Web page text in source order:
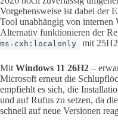
Vorgehensweise ist dabei der
Tool unabhängig von internen
Alternativ funktionieren der
ms-cxh:localonly
mit
Mit Windows 11 26H2 –
Microsoft erneut die
empfiehlt es sich, die
und auf Rufus zu setzen, da
schnell auf neue Versionen